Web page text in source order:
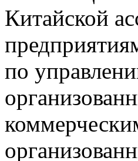
Китайской
по